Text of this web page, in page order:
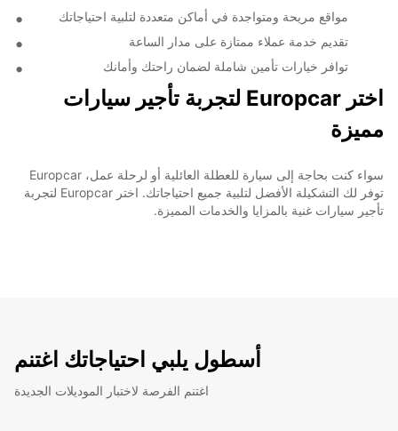
مواقع مريحة ومتواجدة في أماكن متعددة لتلبية احتياجاتك
تقديم خدمة عملاء ممتازة على مدار الساعة
توافر خيارات تأمين شاملة لضمان راحتك وأمانك
اختر Europcar لتجربة تأجير سيارات
مميزة
سواء كنت بحاجة إلى سيارة للعطلة العائلية أو لرحلة عمل، Europcar
توفر لك التشكيلة الأفضل لتلبية جميع احتياجاتك. اختر Europcar لتجربة
تأجير سيارات غنية بالمزايا والخدمات المميزة.
أسطول يلبي احتياجاتك اغتنم
اغتنم الفرصة لاختبار الموديلات الجديدة